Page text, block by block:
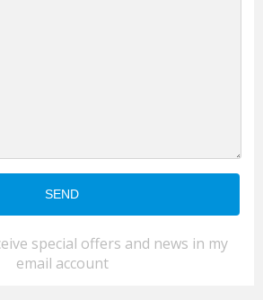
special offers and news in my
email account